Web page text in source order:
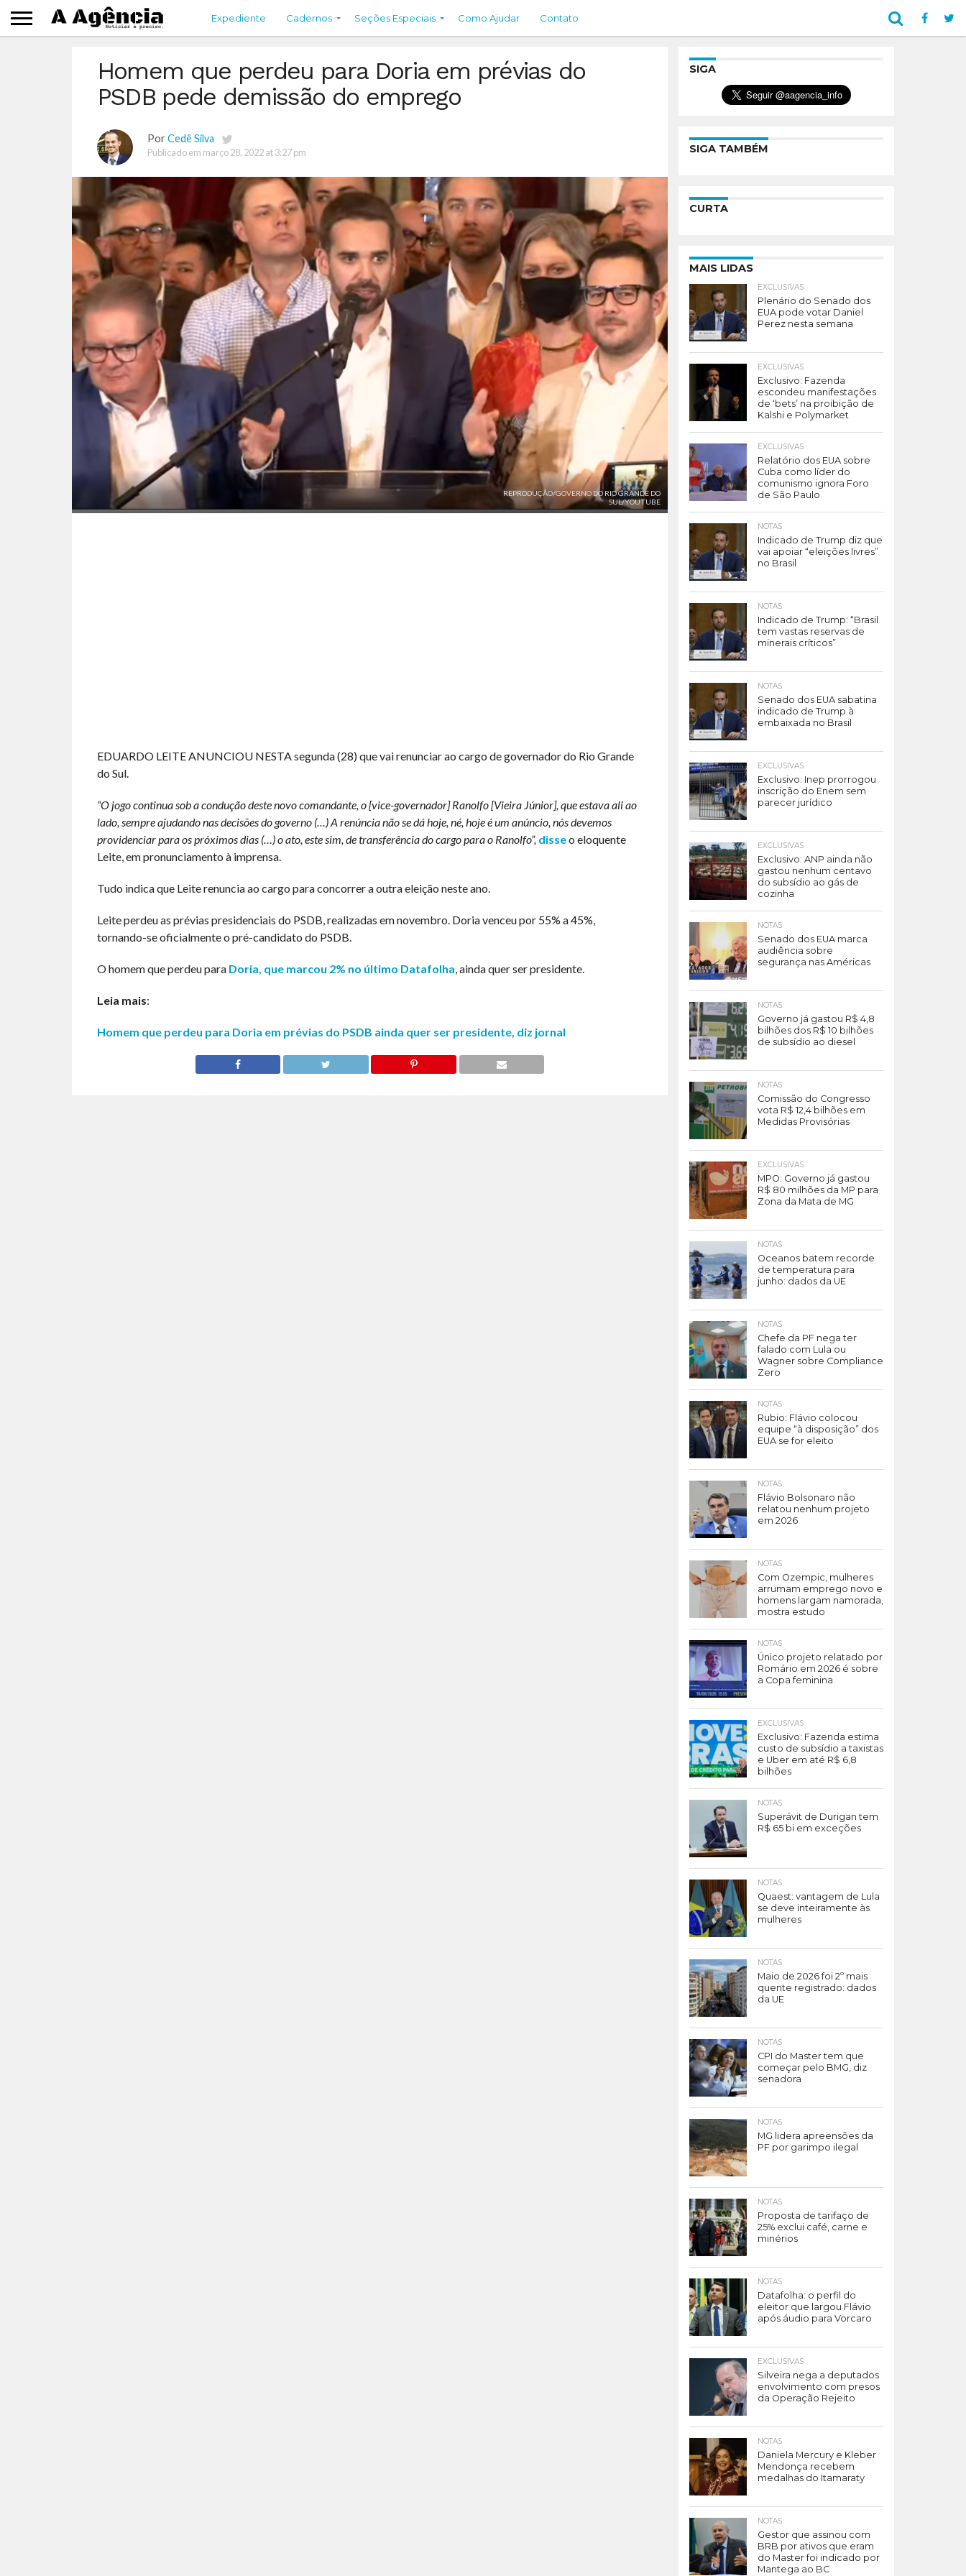
Expediente Cadernos Seções Especiais Como Ajudar Contato
Homem que perdeu para Doria em prévias do
PSDB pede demissão do emprego
Por Cedê Silva
Publicado em março 28, 2022 at 3:27 pm
REPRODUÇÃO/GOVERNO DO RIO GRANDE DO
SUL/YOUTUBE
EDUARDO LEITE ANUNCIOU NESTA segunda (28) que vai renunciar ao cargo de governador do Rio Grande
do Sul.
“O jogo continua sob a condução deste novo comandante, o [vice-governador] Ranolfo [Vieira Júnior], que estava ali ao
lado, sempre ajudando nas decisões do governo (…) A renúncia não se dá hoje, né, hoje é um anúncio, nós devemos
providenciar para os próximos dias (…) o ato, este sim, de transferência do cargo para o Ranolfo”, disseo eloquente
Leite, em pronunciamento à imprensa.
Tudo indica que Leite renuncia ao cargo para concorrer a outra eleição neste ano.
Leite perdeu as prévias presidenciais do PSDB, realizadas em novembro. Doria venceu por 55% a 45%,
tornando-se oficialmente o pré-candidato do PSDB.
O homem que perdeu para Doria, que marcou 2% no último Datafolha, ainda quer ser presidente.
Leia mais:
Homem que perdeu para Doria em prévias do PSDB ainda quer ser presidente, diz jornal
SIGA
SIGA TAMBÉM
CURTA
MAIS LIDAS
EXCLUSIVAS
Plenário do Senado dos
EUA pode votar Daniel
Perez nesta semana
EXCLUSIVAS
Exclusivo: Fazenda
escondeu manifestações
de ‘bets’ na proibição de
Kalshi e Polymarket
EXCLUSIVAS
Relatório dos EUA sobre
Cuba como líder do
comunismo ignora Foro
de São Paulo
NOTAS
Indicado de Trump diz que
vai apoiar “eleições livres”
no Brasil
NOTAS
Indicado de Trump: “Brasil
tem vastas reservas de
minerais críticos”
NOTAS
Senado dos EUA sabatina
indicado de Trump à
embaixada no Brasil
EXCLUSIVAS
Exclusivo: Inep prorrogou
inscrição do Enem sem
parecer jurídico
EXCLUSIVAS
Exclusivo: ANP ainda não
gastou nenhum centavo
do subsídio ao gás de
cozinha
NOTAS
Senado dos EUA marca
audiência sobre
segurança nas Américas
NOTAS
Governo já gastou R$ 4,8
bilhões dos R$ 10 bilhões
de subsídio ao diesel
NOTAS
Comissão do Congresso
vota R$ 12,4 bilhões em
Medidas Provisórias
EXCLUSIVAS
MPO: Governo já gastou
R$ 80 milhões da MP para
Zona da Mata de MG
NOTAS
Oceanos batem recorde
de temperatura para
junho: dados da UE
NOTAS
Chefe da PF nega ter
falado com Lula ou
Wagner sobre Compliance
Zero
NOTAS
Rubio: Flávio colocou
equipe “à disposição” dos
EUA se for eleito
NOTAS
Flávio Bolsonaro não
relatou nenhum projeto
em 2026
NOTAS
Com Ozempic, mulheres
arrumam emprego novo e
homens largam namorada,
mostra estudo
NOTAS
Único projeto relatado por
Romário em 2026 é sobre
a Copa feminina
EXCLUSIVAS
Exclusivo: Fazenda estima
custo de subsídio a taxistas
e Uber em até R$ 6,8
bilhões
NOTAS
Superávit de Durigan tem
R$ 65 bi em exceções
NOTAS
Quaest: vantagem de Lula
se deve inteiramente às
mulheres
NOTAS
Maio de 2026 foi 2º mais
quente registrado: dados
da UE
NOTAS
CPI do Master tem que
começar pelo BMG, diz
senadora
NOTAS
MG lidera apreensões da
PF por garimpo ilegal
NOTAS
Proposta de tarifaço de
25% exclui café, carne e
minérios
NOTAS
Datafolha: o perfil do
eleitor que largou Flávio
após áudio para Vorcaro
EXCLUSIVAS
Silveira nega a deputados
envolvimento com presos
da Operação Rejeito
NOTAS
Daniela Mercury e Kleber
Mendonça recebem
medalhas do Itamaraty
NOTAS
Gestor que assinou com
BRB por ativos que eram
do Master foi indicado por
Mantega ao BC